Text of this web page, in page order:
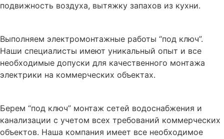
подвижность воздуха, вытяжку запахов из кухни.
Выполняем электромонтажные работы “под ключ”.
Наши специалисты имеют уникальный опыт и все
необходимые допуски для качественного монтажа
электрики на коммерческих объектах.
Берем “под ключ” монтаж сетей водоснабжения и
канализации с учетом всех требований коммерческих
объектов. Наша компания имеет все необходимое